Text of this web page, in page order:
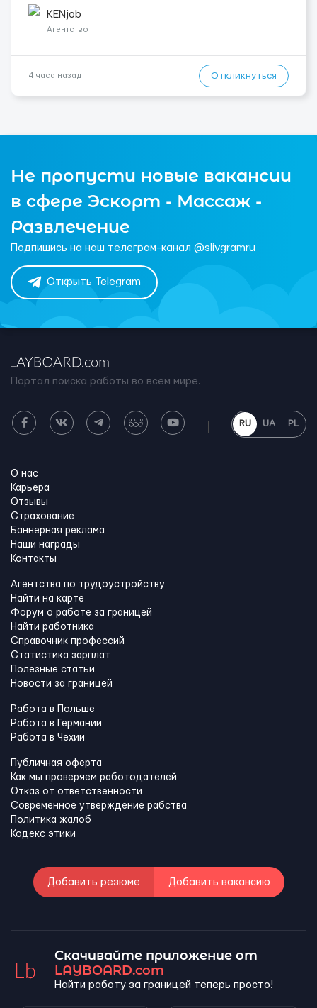
одного до трех месяцев. Мед. страховка. Высокая зарплат...
KENjob
Агентство
4 часа назад Откликнуться
Не пропусти новые вакансии
в сфере Эскорт - Массаж -
Развлечение
Подпишись на наш телеграм-канал @slivgramru
Открыть Telegram
Портал поиска работы во всем мире.
RU UA PL
О нас
Карьера
Отзывы
Страхование
Баннерная реклама
Наши награды
Контакты
Агентства по трудоустройству
Найти на карте
Форум о работе за границей
Найти работника
Справочник профессий
Статистика зарплат
Полезные статьи
Новости за границей
Работа в Польше
Работа в Германии
Работа в Чехии
Публичная оферта
Как мы проверяем работодателей
Отказ от ответственности
Современное утверждение рабства
Политика жалоб
Кодекс этики
Добавить резюме Добавить вакансию
Скачивайте приложение от
LAYBOARD.com
Найти работу за границей теперь просто!